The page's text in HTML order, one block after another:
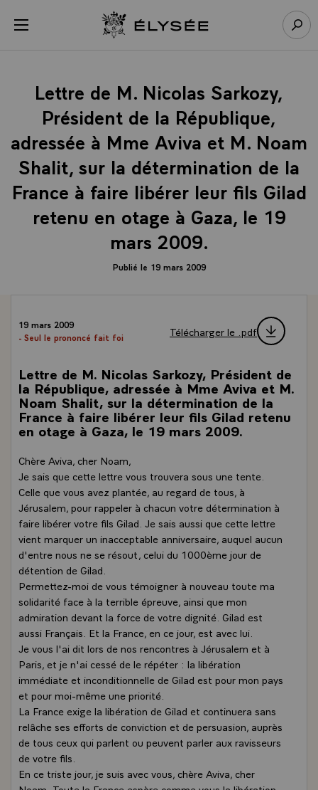
menu Retour à l’accueil Élysée
Lettre de M. Nicolas Sarkozy,
Président de la République,
adressée à Mme Aviva et M. Noam
Shalit, sur la détermination de la
France à faire libérer leur fils Gilad
retenu en otage à Gaza, le 19
mars 2009.
Publié le 19 mars 2009
19 mars 2009
- Seul le prononcé fait foi
Télécharger le .pdf
Lettre de M. Nicolas Sarkozy, Président de
la République, adressée à Mme Aviva et M.
Noam Shalit, sur la détermination de la
France à faire libérer leur fils Gilad retenu
en otage à Gaza, le 19 mars 2009.
Chère Aviva, cher Noam,
Je sais que cette lettre vous trouvera sous une tente.
Celle que vous avez plantée, au regard de tous, à
Jérusalem, pour rappeler à chacun votre détermination à
faire libérer votre fils Gilad. Je sais aussi que cette lettre
vient marquer un inacceptable anniversaire, auquel aucun
d'entre nous ne se résout, celui du 1000ème jour de
détention de Gilad.
Permettez-moi de vous témoigner à nouveau toute ma
solidarité face à la terrible épreuve, ainsi que mon
admiration devant la force de votre dignité. Gilad est
aussi Français. Et la France, en ce jour, est avec lui.
Je vous l'ai dit lors de nos rencontres à Jérusalem et à
Paris, et je n'ai cessé de le répéter : la libération
immédiate et inconditionnelle de Gilad est pour mon pays
et pour moi-même une priorité.
La France exige la libération de Gilad et continuera sans
relâche ses efforts de conviction et de persuasion, auprès
de tous ceux qui parlent ou peuvent parler aux ravisseurs
de votre fils.
En ce triste jour, je suis avec vous, chère Aviva, cher
Panneau de gestion des cookies